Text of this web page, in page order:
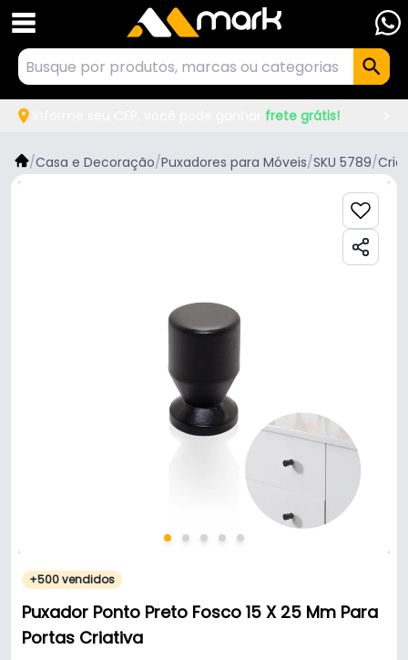
frete grátis!
/Casa e Decoração/Puxadores para Móveis/SKU 5789/
+500 vendidos
Puxador Ponto Preto Fosco 15 X 25 Mm Para
Portas Criativa